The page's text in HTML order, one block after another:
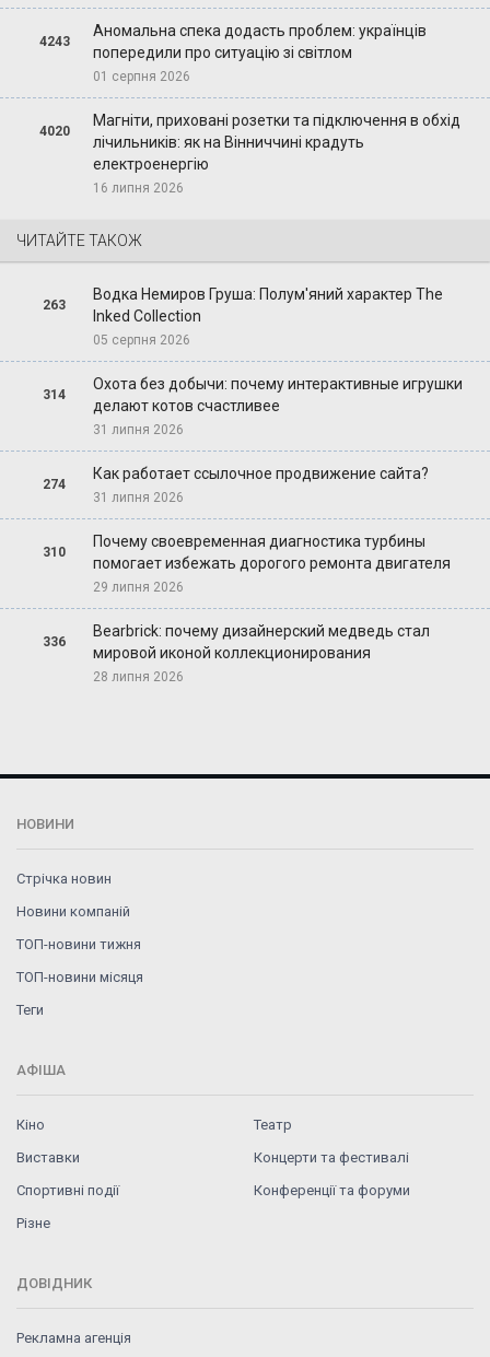
4243
Аномальна спека додасть проблем: українців
попередили про ситуацію зі світлом
01 серпня 2026
4020
Магніти, приховані розетки та підключення в обхід
лічильників: як на Вінниччині крадуть
електроенергію
16 липня 2026
ЧИТАЙТЕ ТАКОЖ
263
Водка Немиров Груша: Полум'яний характер The
Inked Collection
05 серпня 2026
314
Охота без добычи: почему интерактивные игрушки
делают котов счастливее
31 липня 2026
274
Как работает ссылочное продвижение сайта?
31 липня 2026
310
Почему своевременная диагностика турбины
помогает избежать дорогого ремонта двигателя
29 липня 2026
336
Bearbrick: почему дизайнерский медведь стал
мировой иконой коллекционирования
28 липня 2026
НОВИНИ
Стрічка новин
Новини компаній
ТОП-новини тижня
ТОП-новини місяця
Теги
АФІША
Кіно
Театр
Виставки
Концерти та фестивалі
Спортивні події
Конференції та форуми
Різне
ДОВІДНИК
Рекламна агенція